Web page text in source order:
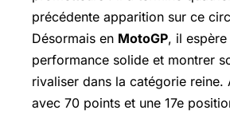
précédente apparition sur ce
Désormais en MotoGP, il
performance solide et montrer
rivaliser dans la catégorie reine.
avec 70 points et une 17e